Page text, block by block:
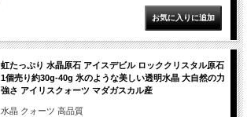
虹たっぷり 水晶原石 アイスデビル ロッククリスタル原石
1個売り約30g-40g 氷のような美しい透明水晶 大自然の力
強さ アイリスクォーツ マダガスカル産
水晶 クォーツ 高品質